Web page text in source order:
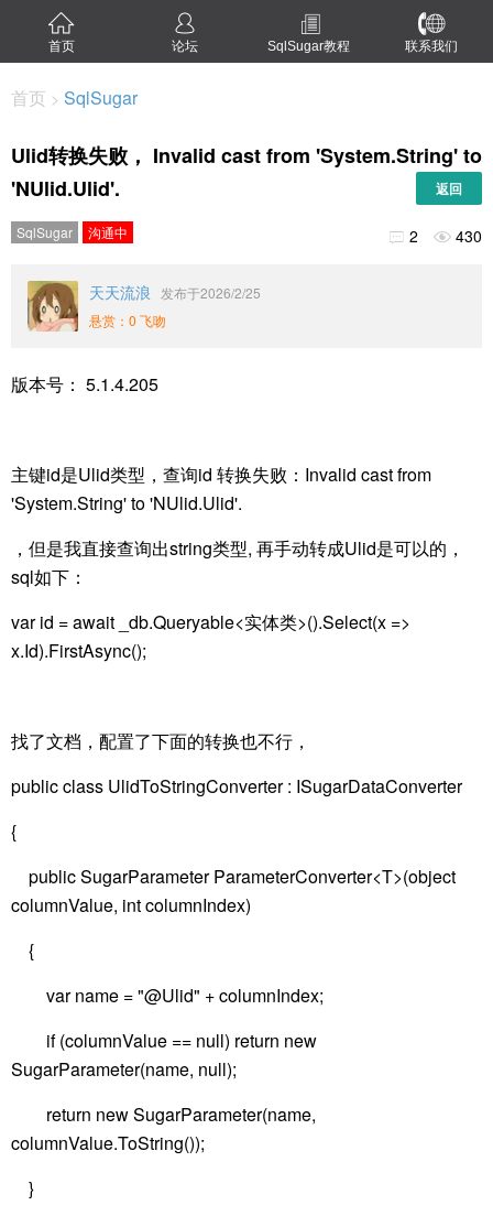
首页 论坛 SqlSugar教程 联系我们
首页 > SqlSugar
Ulid转换失败， Invalid cast from 'System.String' to
'NUlid.Ulid'.
返回
SqlSugar 沟通中  2  430
天天流浪
发布于2026/2/25
悬赏：0 飞吻
版本号： 5.1.4.205
主键id是Ulid类型，查询id 转换失败：Invalid cast from
'System.String' to 'NUlid.Ulid'.
，但是我直接查询出string类型, 再手动转成Ulid是可以的，
sql如下：
var id = await _db.Queryable<实体类>().Select(x =>
x.Id).FirstAsync();
找了文档，配置了下面的转换也不行，
public class UlidToStringConverter : ISugarDataConverter
{
public SugarParameter ParameterConverter<T>(object
columnValue, int columnIndex)
{
var name = "@Ulid" + columnIndex;
if (columnValue == null) return new
SugarParameter(name, null);
return new SugarParameter(name,
columnValue.ToString());
}